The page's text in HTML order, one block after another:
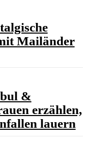
Mailänder
&
erzählen,
lauern